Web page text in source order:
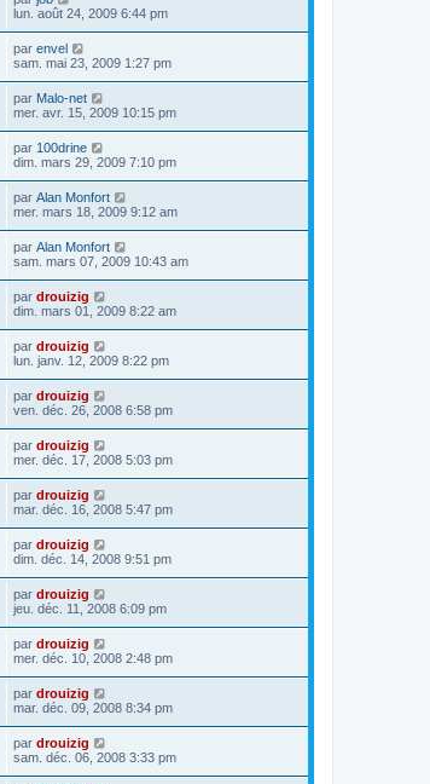
lun. août 24, 2009 6:44 pm
par envel
sam. mai 23, 2009 1:27 pm
par Malo-net
mer. avr. 15, 2009 10:15 pm
par 100drine
dim. mars 29, 2009 7:10 pm
par Alan Monfort
mer. mars 18, 2009 9:12 am
par Alan Monfort
sam. mars 07, 2009 10:43 am
par drouizig
dim. mars 01, 2009 8:22 am
par drouizig
lun. janv. 12, 2009 8:22 pm
par drouizig
ven. déc. 26, 2008 6:58 pm
par drouizig
mer. déc. 17, 2008 5:03 pm
par drouizig
mar. déc. 16, 2008 5:47 pm
par drouizig
dim. déc. 14, 2008 9:51 pm
par drouizig
jeu. déc. 11, 2008 6:09 pm
par drouizig
mer. déc. 10, 2008 2:48 pm
par drouizig
mar. déc. 09, 2008 8:34 pm
par drouizig
sam. déc. 06, 2008 3:33 pm